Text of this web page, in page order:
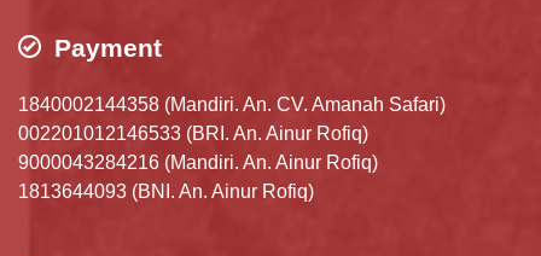
Payment
1840002144358 (Mandiri. An. CV. Amanah Safari)
002201012146533 (BRI. An. Ainur Rofiq)
9000043284216 (Mandiri. An. Ainur Rofiq)
1813644093 (BNI. An. Ainur Rofiq)